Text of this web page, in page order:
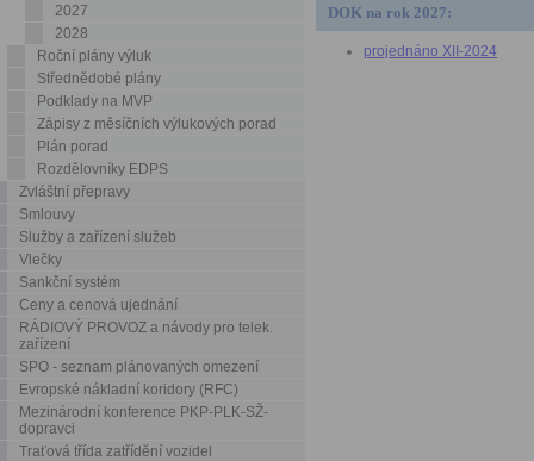
2027
2028
Roční plány výluk
Střednědobé plány
Podklady na MVP
Zápisy z měsíčních výlukových porad
Plán porad
Rozdělovníky EDPS
Zvláštní přepravy
Smlouvy
Služby a zařízení služeb
Vlečky
Sankční systém
Ceny a cenová ujednání
RÁDIOVÝ PROVOZ a návody pro telek.
zařízení
SPO - seznam plánovaných omezení
Evropské nákladní koridory (RFC)
Mezinárodní konference PKP-PLK-SŽ-
dopravci
Traťová třída zatřídění vozidel
DOK na rok 2027:
projednáno XII-2024